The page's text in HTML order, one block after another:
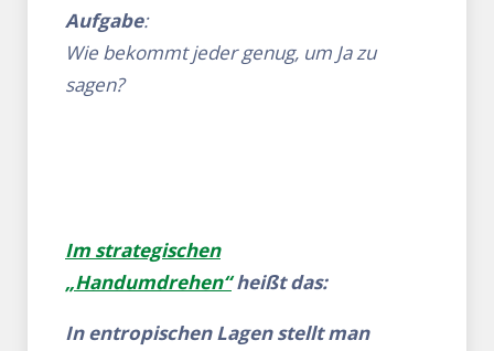
Aufgabe:
Wie bekommt jeder genug, um Ja zu
sagen?
Im strategischen
„Handumdrehen“heißt das:
In entropischen Lagen stellt man